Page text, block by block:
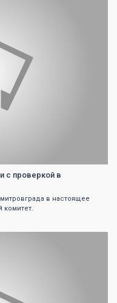
с проверкой в
в настоящее